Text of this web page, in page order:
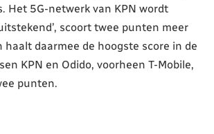
Het 5G-netwerk van KPN wordt
scoort twee punten meer
haalt daarmee de hoogste score in de
KPN en Odido, voorheen T-Mobile,
punten.